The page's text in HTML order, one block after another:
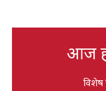
आज
विशेष